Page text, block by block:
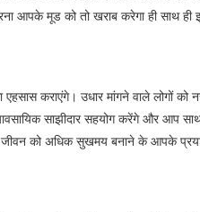
आपके मूड को तो खराब करेगा ही साथ ही
कराएंगे। उधार मांगने वाले लोगों
साझीदार सहयोग करेंगे और
को अधिक सुखमय बनाने के आपके